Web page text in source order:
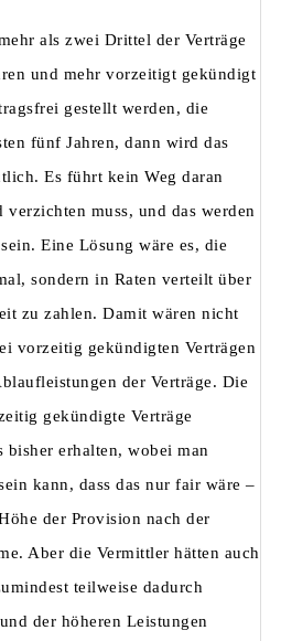
als zwei Drittel der Verträge
und mehr vorzeitigt gekündigt
gestellt werden, die
fünf Jahren, dann wird das
Es führt kein Weg daran
muss, und das werden
Eine Lösung wäre es, die
sondern in Raten verteilt über
zu zahlen. Damit wären nicht
vorzeitig gekündigten Verträgen
der Verträge. Die
gekündigte Verträge
erhalten, wobei man
kann, dass das nur fair wäre –
der Provision nach der
Aber die Vermittler hätten auch
teilweise dadurch
der höheren Leistungen